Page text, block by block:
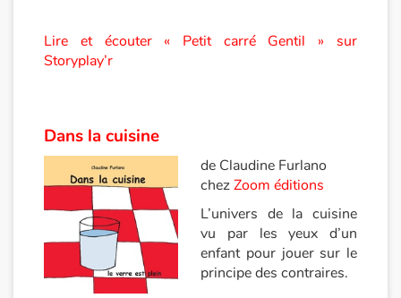
Lire et écouter « Petit carré Gentil » sur
Storyplay’r
Dans la cuisine
de Claudine Furlano
chezZoom éditions
L’univers de la cuisine
vu par les yeux d’un
enfant pour jouer sur le
principe des contraires.